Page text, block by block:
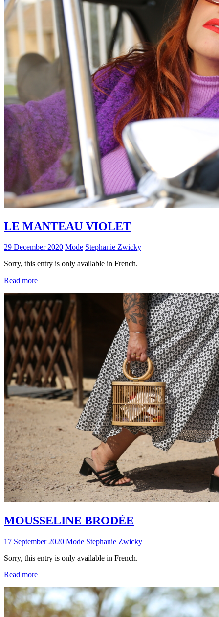
LE MANTEAU VIOLET
29 December 2020 Mode Stephanie Zwicky
Sorry, this entry is only available in French.
Read more
MOUSSELINE BRODÉE
17 September 2020 Mode Stephanie Zwicky
Sorry, this entry is only available in French.
Read more